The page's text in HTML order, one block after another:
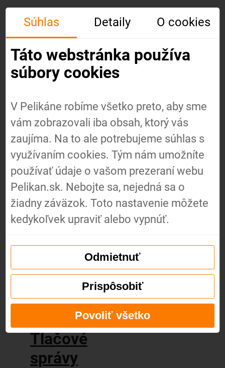
Úvod
O nás
Náš
príbeh
Naše
hodnoty
Tlačové
správy
Súhlas Detaily O cookies
Táto webstránka používa
súbory cookies
V Pelikáne robíme všetko preto, aby sme
vám zobrazovali iba obsah, ktorý vás
zaujíma. Na to ale potrebujeme súhlas s
využívaním cookies. Tým nám umožníte
používať údaje o vašom prezeraní webu
Pelikan.sk. Nebojte sa, nejedná sa o
žiadny záväzok. Toto nastavenie môžete
kedykoľvek upraviť alebo vypnúť.
Odmietnuť
Prispôsobiť
Povoliť všetko